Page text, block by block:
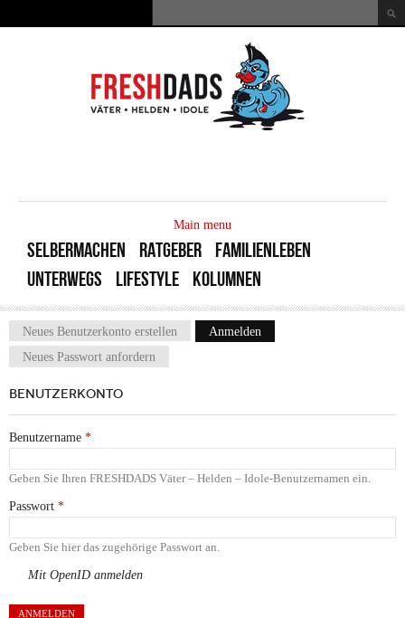
Suchformular
Main menu
SELBERMACHEN RATGEBER
FAMILIENLEBEN
UNTERWEGS
LIFESTYLE KOLUMNEN
Haupt-Reiter
Neues Benutzerkonto erstellen Anmelden
Neues Passwort anfordern
BENUTZERKONTO
Benutzername *
Geben Sie Ihren FRESHDADS Väter – Helden – Idole-Benutzernamen ein.
Passwort *
Geben Sie hier das zugehörige Passwort an.
Mit OpenID anmelden